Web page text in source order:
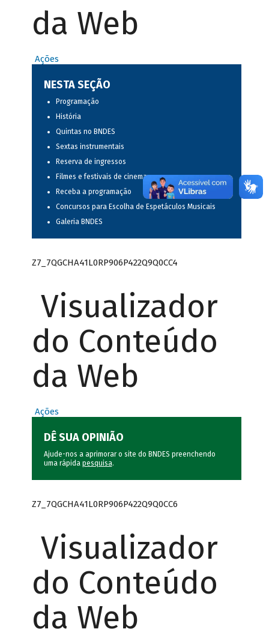
da Web
Ações
NESTA SEÇÃO
Programação
História
Quintas no BNDES
Sextas instrumentais
Reserva de ingressos
Filmes e festivais de cinema
Receba a programação
Concursos para Escolha de Espetáculos Musicais
Galeria BNDES
Z7_7QGCHA41L0RP906P422Q9Q0CC4
Visualizador
do Conteúdo
da Web
Ações
DÊ SUA OPINIÃO
Ajude-nos a aprimorar o site do BNDES preenchendo
uma rápida pesquisa.
Z7_7QGCHA41L0RP906P422Q9Q0CC6
Visualizador
do Conteúdo
da Web